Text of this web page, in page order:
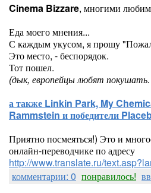
Cinema Bizzare, многими
Еда моего мнения...
С каждым укусом, я прошу
Это место, - беспорядок.
Тот пошел.
(дык, европейцы любят
а также Linkin Park, My
Rammstein и победители
Приятно посмеяться!) Это и
онлайн-переводчике по адресу
http://www.translate.ru/
комментарии: 0 понравилось!